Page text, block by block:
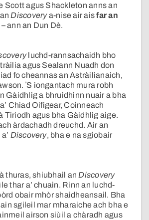
Scott agus Shackleton anns an
Discoverya-nise air aisfar an
– ann an Dun Dè.
luchd-rannsachaidh bho
agus Sealann Nuadh don
fo cheannas an Astràilianaich,
ʼS iongantach mura robh
Gàidhlig a bhruidhinn nuair a bha
Chiad Oifigear, Coinneach
Tiriodh agus bha Gàidhlig aige.
àrdachadh dreuchd. Air an
Discovery, bha e na sgiobair
thuras, shiubhail anDiscovery
thar a’ chuain. Rinn an luchd-
obair mhòr shaidheansail. Bha
sgileil mar mharaiche ach bha e
airson siùil a chàradh agus